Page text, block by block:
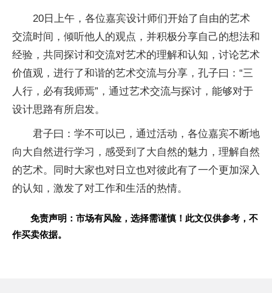
20日上午，各位嘉宾设计师们开始了自由的艺术
交流时间，倾听他人的观点，并积极分享自己的想法和
经验，共同探讨和交流对艺术的理解和认知，讨论艺术
价值观，进行了和谐的艺术交流与分享，孔子曰：“三
人行，必有我师焉”，通过艺术交流与探讨，能够对于
设计思路有所启发。
君子曰：学不可以已，通过活动，各位嘉宾不断地
向大自然进行学习，感受到了大自然的魅力，理解自然
的艺术。同时大家也对日立也对彼此有了一个更加深入
的认知，激发了对工作和生活的热情。
免责声明：市场有风险，选择需谨慎！此文仅供参考，不
作买卖依据。